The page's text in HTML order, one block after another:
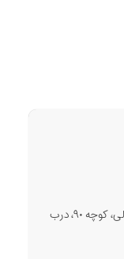
زینبیه، فلکه عاشق اصفهانی، ابتدای لاله شمالی، کوچه ۹۰، درب